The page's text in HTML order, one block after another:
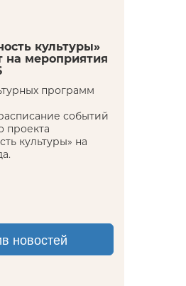
культуры»
на мероприятия
программ
событий
проекта
культуры» на
новостей